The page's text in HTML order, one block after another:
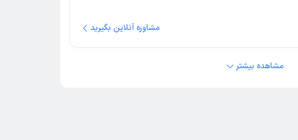
مشاوره آنلاین بگیرید
مشاهده بیشتر